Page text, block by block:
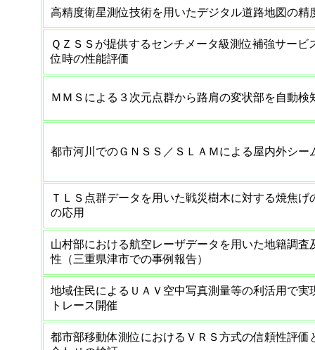
高精度衛星測位技術を用いたデジタル道路地図の精
ＱＺＳＳが提供するセンチメータ級測位補強サービ
位時の性能評価
ＭＭＳによる３次元点群から路肩の変状部を自動検
都市河川でのＧＮＳＳ／ＳＬＡＭによる屋内外シー
ＴＬＳ点群データを用いた戦災樹木に対する焼焦
の応用
山村部における航空レーザデータを用いた地籍調査
性（三重県津市での事例報告）
地域住民によるＵＡＶ空中写真測量等の利活用で実
トレース開催
都市部移動体測位におけるＶＲＳ方式の信頼性評価